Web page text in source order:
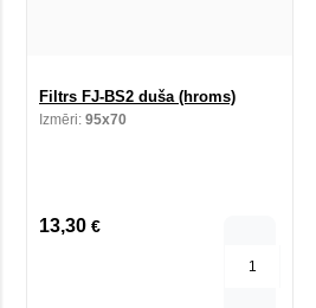
Filtrs FJ-BS2 duša (hroms)
Izmēri: 95x70
13,30 €